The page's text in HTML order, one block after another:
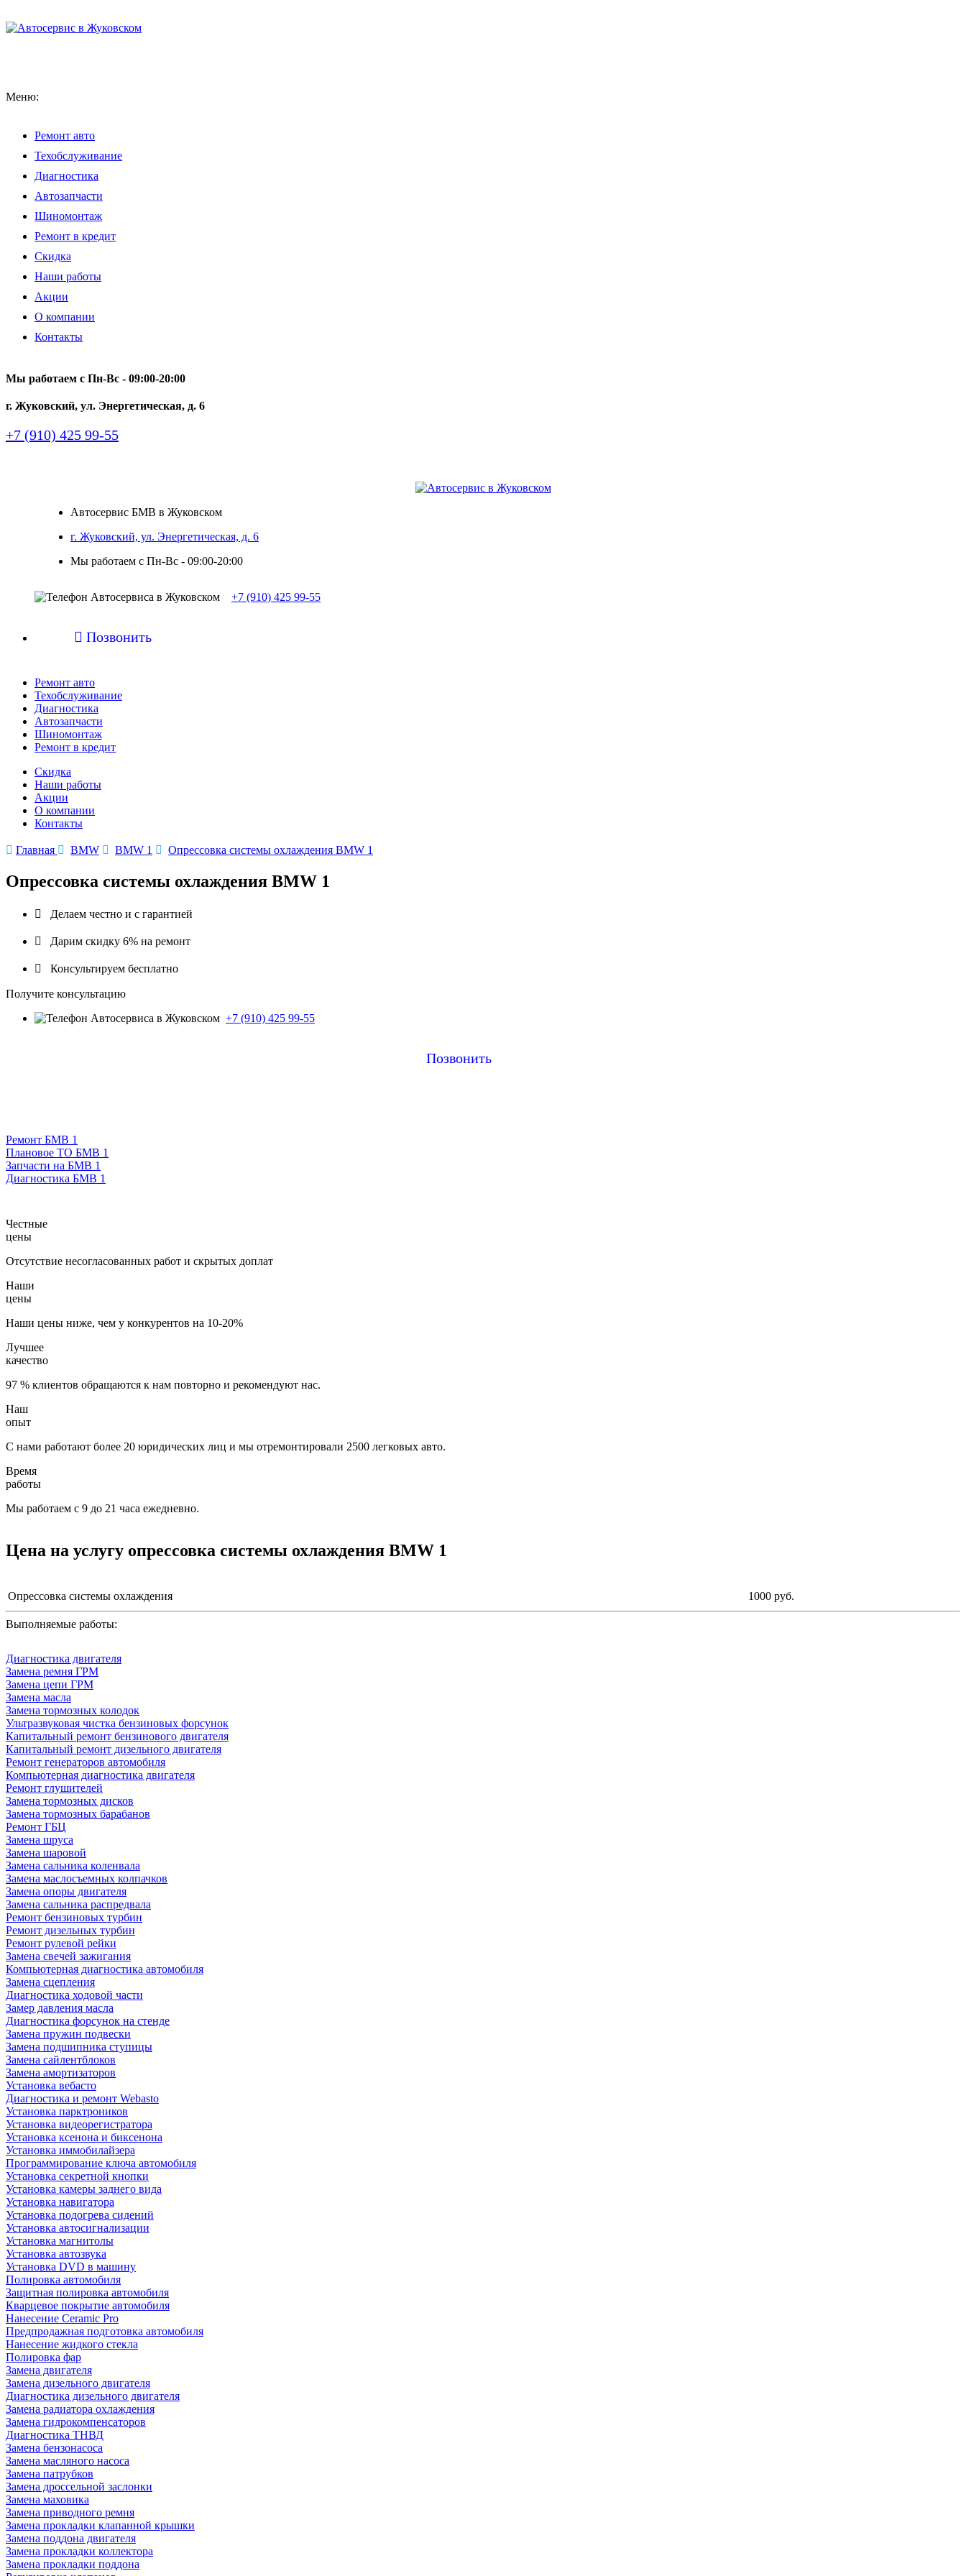
Меню:
Ремонт авто
Техобслуживание
Диагностика
Автозапчасти
Шиномонтаж
Ремонт в кредит
Скидка
Наши работы
Акции
О компании
Контакты
Мы работаем с Пн-Вc - 09:00-20:00
г. Жуковский, ул. Энергетическая, д. 6
+7 (910) 425 99-55
Автосервис БМВ в Жуковском
г. Жуковский, ул. Энергетическая, д. 6
Мы работаем с Пн-Вc - 09:00-20:00
+7 (910) 425 99-55
 Позвонить
Ремонт авто
Техобслуживание
Диагностика
Автозапчасти
Шиномонтаж
Ремонт в кредит
Скидка
Наши работы
Акции
О компании
Контакты
 Главная  BMW  BMW 1  Опрессовка системы охлаждения BMW 1
Опрессовка системы охлаждения BMW 1
 Делаем честно и с гарантией
 Дарим скидку 6% на ремонт
 Консультируем бесплатно
Получите консультацию
+7 (910) 425 99-55
Позвонить
Ремонт БМВ 1
Плановое ТО БМВ 1
Запчасти на БМВ 1
Диагностика БМВ 1
Честные
цены
Отсутствие несогласованных работ и скрытых доплат
Наши
цены
Наши цены ниже, чем у конкурентов на 10-20%
Лучшее
качество
97 % клиентов обращаются к нам повторно и рекомендуют нас.
Наш
опыт
С нами работают более 20 юридических лиц и мы отремонтировали 2500 легковых авто.
Время
работы
Мы работаем с 9 до 21 часа ежедневно.
Цена на услугу опрессовка системы охлаждения BMW 1
Опрессовка системы охлаждения 1000 руб.
Выполняемые работы:
Диагностика двигателя
Замена ремня ГРМ
Замена цепи ГРМ
Замена масла
Замена тормозных колодок
Ультразвуковая чистка бензиновых форсунок
Капитальный ремонт бензинового двигателя
Капитальный ремонт дизельного двигателя
Ремонт генераторов автомобиля
Компьютерная диагностика двигателя
Ремонт глушителей
Замена тормозных дисков
Замена тормозных барабанов
Ремонт ГБЦ
Замена шруса
Замена шаровой
Замена сальника коленвала
Замена маслосъемных колпачков
Замена опоры двигателя
Замена сальника распредвала
Ремонт бензиновых турбин
Ремонт дизельных турбин
Ремонт рулевой рейки
Замена свечей зажигания
Компьютерная диагностика автомобиля
Замена сцепления
Диагностика ходовой части
Замер давления масла
Диагностика форсунок на стенде
Замена пружин подвески
Замена подшипника ступицы
Замена сайлентблоков
Замена амортизаторов
Установка вебасто
Диагностика и ремонт Webasto
Установка парктроников
Установка видеорегистратора
Установка ксенона и биксенона
Установка иммобилайзера
Программирование ключа автомобиля
Установка секретной кнопки
Установка камеры заднего вида
Установка навигатора
Установка подогрева сидений
Установка автосигнализации
Установка магнитолы
Установка автозвука
Установка DVD в машину
Полировка автомобиля
Защитная полировка автомобиля
Кварцевое покрытие автомобиля
Нанесение Ceramic Pro
Предпродажная подготовка автомобиля
Нанесение жидкого стекла
Полировка фар
Замена двигателя
Замена дизельного двигателя
Диагностика дизельного двигателя
Замена радиатора охлаждения
Замена гидрокомпенсаторов
Диагностика ТНВД
Замена бензонасоса
Замена масляного насоса
Замена патрубков
Замена дроссельной заслонки
Замена маховика
Замена приводного ремня
Замена прокладки клапанной крышки
Замена поддона двигателя
Замена прокладки коллектора
Замена прокладки поддона